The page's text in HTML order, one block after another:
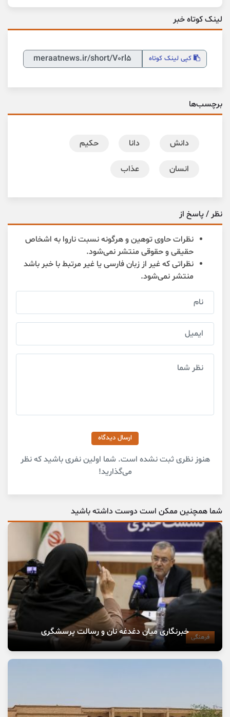
لینک کوتاه خبر
کپی لینک کوتاه
برچسب‌ها
دانش دانا حکیم
انسان عذاب
نظر / پاسخ از
نظرات حاوی توهین و هرگونه نسبت ناروا به اشخاص
حقیقی و حقوقی منتشر نمی‌شود.
نظراتی که غیر از زبان فارسی یا غیر مرتبط با خبر باشد
منتشر نمی‌شود.
ارسال دیدگاه
هنوز نظری ثبت نشده است. شما اولین نفری باشید که نظر
می‌گذارید!
شما همچنین ممکن است دوست داشته باشید
فرهنگی خبرنگاری میان دغدغه نان و رسالت پرسشگری